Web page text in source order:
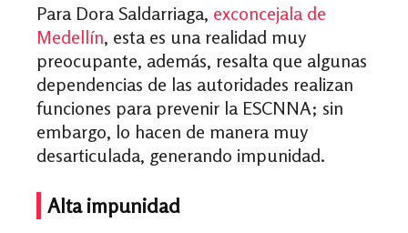
Para Dora Saldarriaga, exconcejala de
Medellín, esta es una realidad muy
preocupante, además, resalta que algunas
dependencias de las autoridades realizan
funciones para prevenir la ESCNNA; sin
embargo, lo hacen de manera muy
desarticulada, generando impunidad.
Alta impunidad